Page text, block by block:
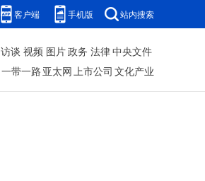
客户端 手机版 站内搜索
访谈 视频 图片政务 法律中央文件
一带一路 亚太网上市公司 文化产业